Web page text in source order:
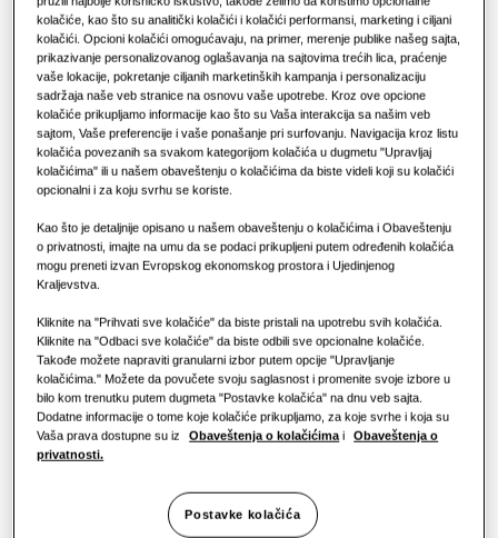
KOMERCIJALNA RJEŠENJA
Hoteli
Maloprodaja
Restoran
Kancelarija
Održivost
One Samsung
RJEŠENJA ZA KOMERCIJALNE ZGRADE
Rješenja za klimatizaciju
Kontrole
Hero proizvodi
KAPACITET 2.2kW
Concealed Floor-Standing
AM022HEFDKGEU
Dostupni kapacitet
2.2kW 2.8kW 3.6kW 5.6kW
7.1kW
Dostupna snaga
1 Faza
kolačiće, kao što su analitički kolačići i kolačići performansi, marketing i ciljani
kolačići. Opcioni kolačići omogućavaju, na primer, merenje publike našeg sajta,
prikazivanje personalizovanog oglašavanja na sajtovima trećih lica, praćenje
vaše lokacije, pokretanje ciljanih marketinških kampanja i personalizaciju
sadržaja naše veb stranice na osnovu vaše upotrebe. Kroz ove opcione
kolačiće prikupljamo informacije kao što su Vaša interakcija sa našim veb
sajtom, Vaše preferencije i vaše ponašanje pri surfovanju. Navigacija kroz listu
kolačića povezanih sa svakom kategorijom kolačića u dugmetu "Upravljaj
kolačićima" ili u našem obaveštenju o kolačićima da biste videli koji su kolačići
opcionalni i za koju svrhu se koriste.
Kao što je detaljnije opisano u našem obaveštenju o kolačićima i Obaveštenju
o privatnosti, imajte na umu da se podaci prikupljeni putem određenih kolačića
mogu preneti izvan Evropskog ekonomskog prostora i Ujedinjenog
Kraljevstva.
Kliknite na "Prihvati sve kolačiće" da biste pristali na upotrebu svih kolačića.
Kliknite na "Odbaci sve kolačiće" da biste odbili sve opcionalne kolačiće.
Takođe možete napraviti granularni izbor putem opcije "Upravljanje
kolačićima." Možete da povučete svoju saglasnost i promenite svoje izbore u
bilo kom trenutku putem dugmeta "Postavke kolačića" na dnu veb sajta.
Dodatne informacije o tome koje kolačiće prikupljamo, za koje svrhe i koja su
Vaša prava dostupne su iz
Obaveštenja o kolačićima i
Obaveštenja o
privatnosti.
Postavke kolačića